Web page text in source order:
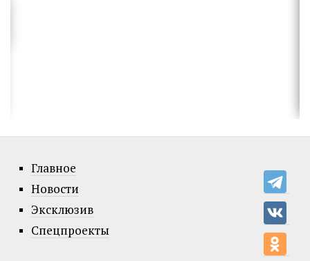
Главное
Новости
Эксклюзив
Спецпроекты